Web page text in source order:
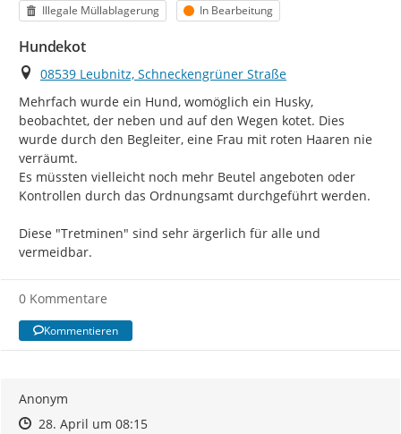
Kategorie
Illegale Müllablagerung Status
In Bearbeitung
Hundekot
Ort
08539 Leubnitz, Schneckengrüner Straße
Mehrfach wurde ein Hund, womöglich ein Husky,
beobachtet, der neben und auf den Wegen kotet. Dies
wurde durch den Begleiter, eine Frau mit roten Haaren nie
verräumt.
Es müssten vielleicht noch mehr Beutel angeboten oder
Kontrollen durch das Ordnungsamt durchgeführt werden.
Diese "Tretminen" sind sehr ärgerlich für alle und
vermeidbar.
0 Kommentare
Kommentieren
Anonym
Zeitpunkt des Erstellens
Zeitpunkt des Erstellens
28. April um 08:15Zur Äußerung